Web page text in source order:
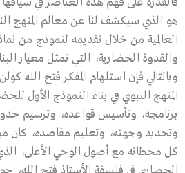
هو الذي سيكشف لنا عن معالم المنهج
العالمية من خلال تقديمه لنموذج من
والقدوة الحضارية، التي تمثل معيار
وبالتالي فإن استلهام المفكر فتح الله
المنهج النبوي في بناء النموذج الأول
برنامجه، وتأسيس قواعده، وترسيم
وتحديد وجهته، وتعليم مقاصده، كان
كل محطاته مع أصول الوحي الأعلى،